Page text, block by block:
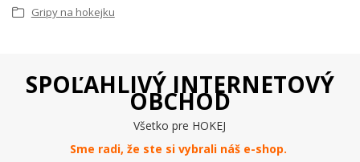
Gripy na hokejku
SPOĽAHLIVÝ INTERNETOVÝ
OBCHOD
Všetko pre HOKEJ
Sme radi, že ste si vybrali náš e-shop.